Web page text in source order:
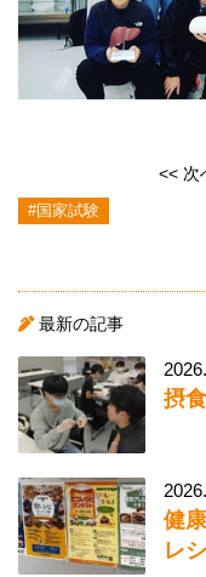
<< 次
#国家試験
最新の記事
摂
健
レ